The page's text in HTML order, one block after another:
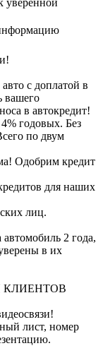
уверенной
с доплатой в
вашего
в автокредит!
годовых. Без
по двум
Одобрим кредит
для наших
лиц.
2 года,
в их
КЛИЕНТОВ
лист, номер